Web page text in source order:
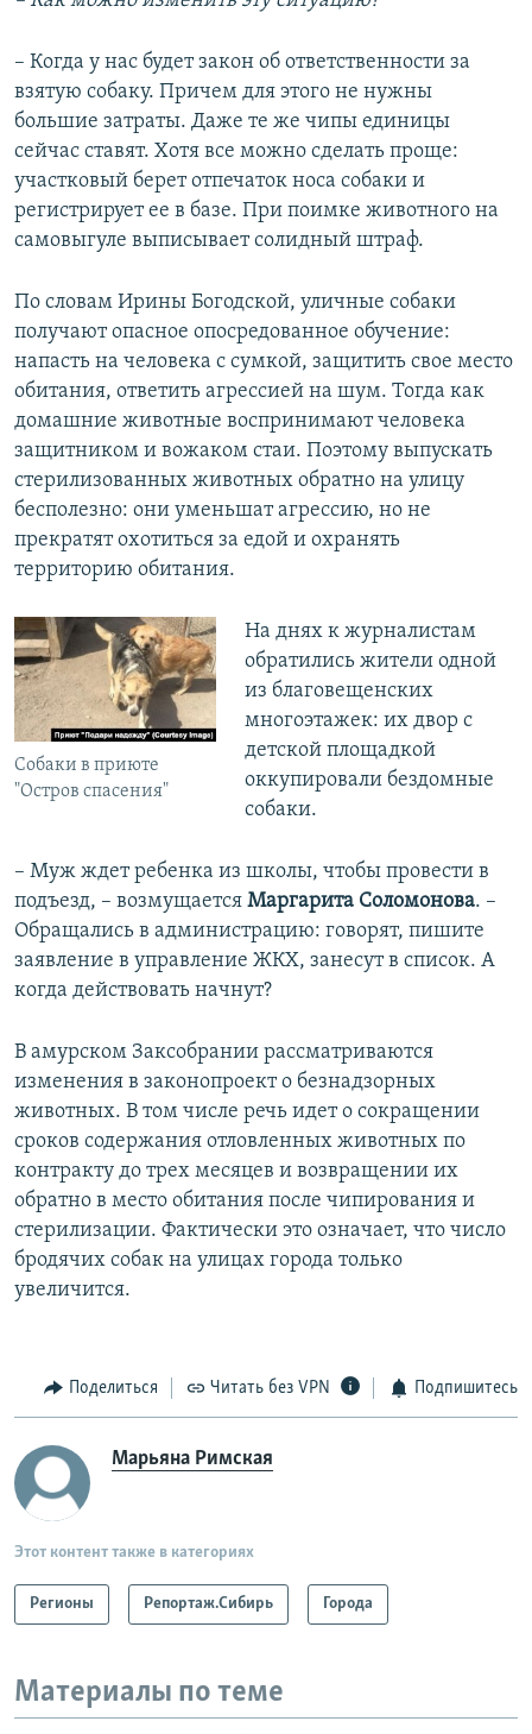
– Когда у нас будет закон об ответственности за
взятую собаку. Причем для этого не нужны
большие затраты. Даже те же чипы единицы
сейчас ставят. Хотя все можно сделать проще:
участковый берет отпечаток носа собаки и
регистрирует ее в базе. При поимке животного на
самовыгуле выписывает солидный штраф.
По словам Ирины Богодской, уличные собаки
получают опасное опосредованное обучение:
напасть на человека с сумкой, защитить свое место
обитания, ответить агрессией на шум. Тогда как
домашние животные воспринимают человека
защитником и вожаком стаи. Поэтому выпускать
стерилизованных животных обратно на улицу
бесполезно: они уменьшат агрессию, но не
прекратят охотиться за едой и охранять
территорию обитания.
Собаки в приюте
"Остров спасения"
На днях к журналистам
обратились жители одной
из благовещенских
многоэтажек: их двор с
детской площадкой
оккупировали бездомные
собаки.
– Муж ждет ребенка из школы, чтобы провести в
подъезд, – возмущается Маргарита Соломонова. –
Обращались в администрацию: говорят, пишите
заявление в управление ЖКХ, занесут в список. А
когда действовать начнут?
В амурском Заксобрании рассматриваются
изменения в законопроект о безнадзорных
животных. В том числе речь идет о сокращении
сроков содержания отловленных животных по
контракту до трех месяцев и возвращении их
обратно в место обитания после чипирования и
стерилизации. Фактически это означает, что число
бродячих собак на улицах города только
увеличится.
Поделиться Читать без VPN Подпишитесь
Марьяна Римская
Этот контент также в категориях
Регионы Репортаж.Сибирь Города
Материалы по теме